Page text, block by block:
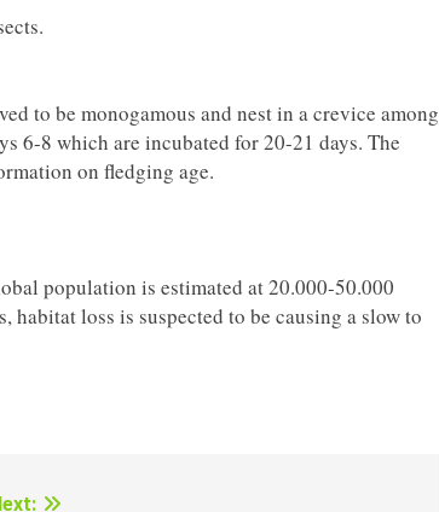
to be monogamous and nest in a crevice among
6-8 which are incubated for 20-21 days. The
on fledging age.
population is estimated at 20.000-50.000
loss is suspected to be causing a slow to